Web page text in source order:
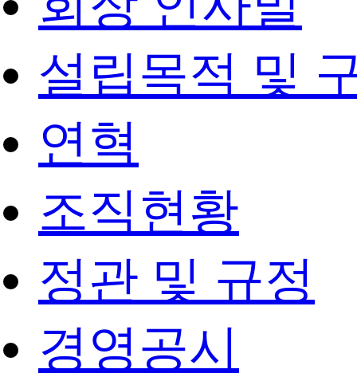
설립목적 및
연혁
조직현황
정관 및 규정
경영공시